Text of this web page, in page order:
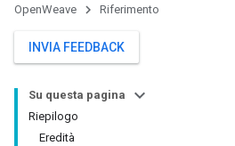
OpenWeave Riferimento
INVIA FEEDBACK
Su questa pagina
Riepilogo
Eredità